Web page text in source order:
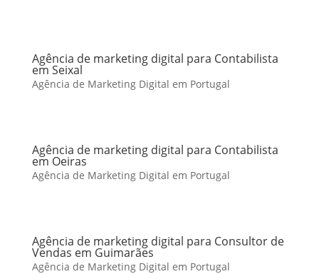
Agência de marketing digital para Contabilista
em Seixal
Agência de Marketing Digital em Portugal
Agência de marketing digital para Contabilista
em Oeiras
Agência de Marketing Digital em Portugal
Agência de marketing digital para Consultor de
Vendas em Guimarães
Agência de Marketing Digital em Portugal